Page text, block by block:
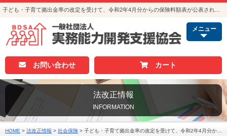
メニュー
お問い合わせ カート
法改正情報
INFORMATION
HOME > 法改正情報 > 社会保険 > 子ども・子育て拠出金率の改定を受けて、令和2年4月分からの保険料額表が公表されています（協会けんぽ）